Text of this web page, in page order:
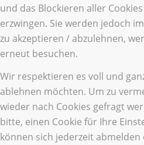
und das Blockieren aller
erzwingen. Sie werden jedoch
zu akzeptieren / abzulehnen,
erneut besuchen.
Wir respektieren es voll und
ablehnen möchten. Um zu
wieder nach Cookies gefragt
bitte, einen Cookie für Ihre
können sich jederzeit abmelden